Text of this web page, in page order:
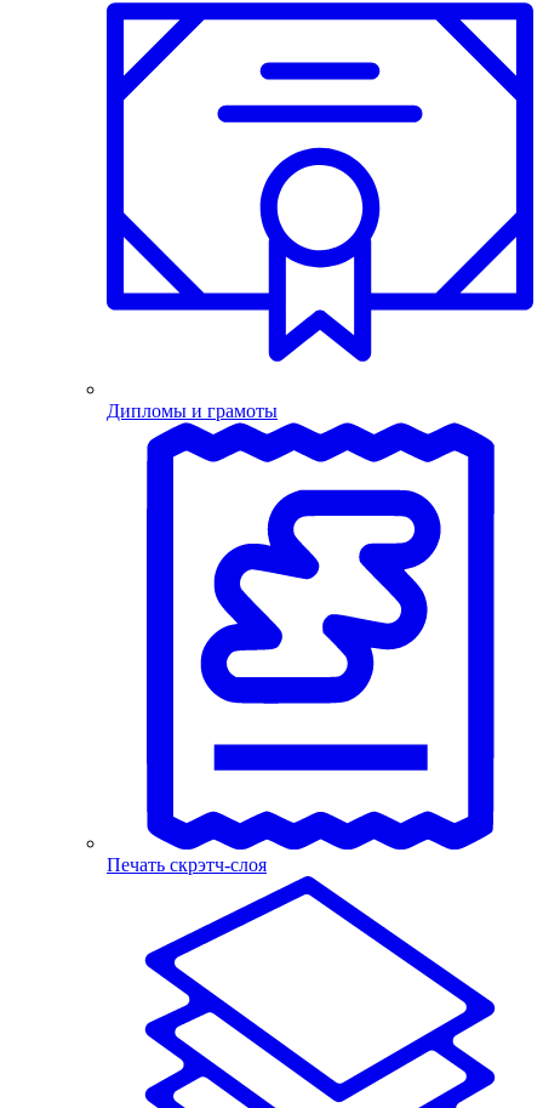
Дипломы и грамоты
Печать скрэтч-слоя